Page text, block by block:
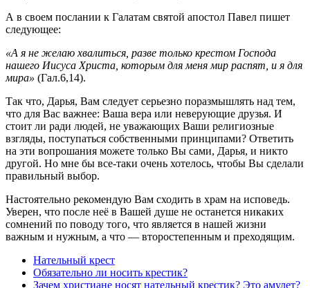
А в своем послании к Галатам святой апостол Павел пишет
следующее:
«А я не желаю хвалиться, разве только крестом Господа
нашего Иисуса Христа, которым для меня мир распят, и я для
мира» (Гал.6,14).
Так что, Дарья, Вам следует серьезно поразмышлять над тем,
что для Вас важнее: Ваша вера или неверующие друзья. И
стоит ли ради людей, не уважающих Ваши религиозные
взгляды, поступаться собственными принципами? Ответить
на эти вопрошания можете только Вы сами, Дарья, и никто
другой. Но мне бы все-таки очень хотелось, чтобы Вы сделали
правильный выбор.
Настоятельно рекомендую Вам сходить в храм на исповедь.
Уверен, что после неё в Вашей душе не останется никаких
сомнений по поводу того, что является в нашей жизни
важным и нужным, а что — второстепенным и преходящим.
Нательный крест
Обязательно ли носить крестик?
Зачем христиане носят нательный крестик? Это амулет?